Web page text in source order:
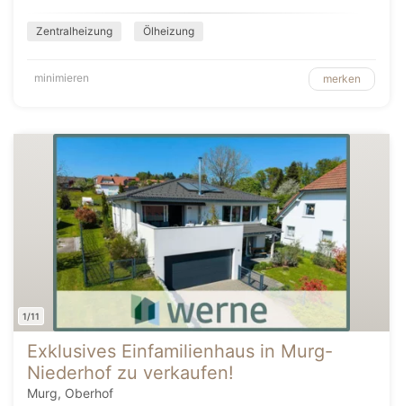
Zentralheizung Ölheizung
minimieren merken
1/11
Exklusives Einfamilienhaus in Murg-
Niederhof zu verkaufen!
Murg, Oberhof